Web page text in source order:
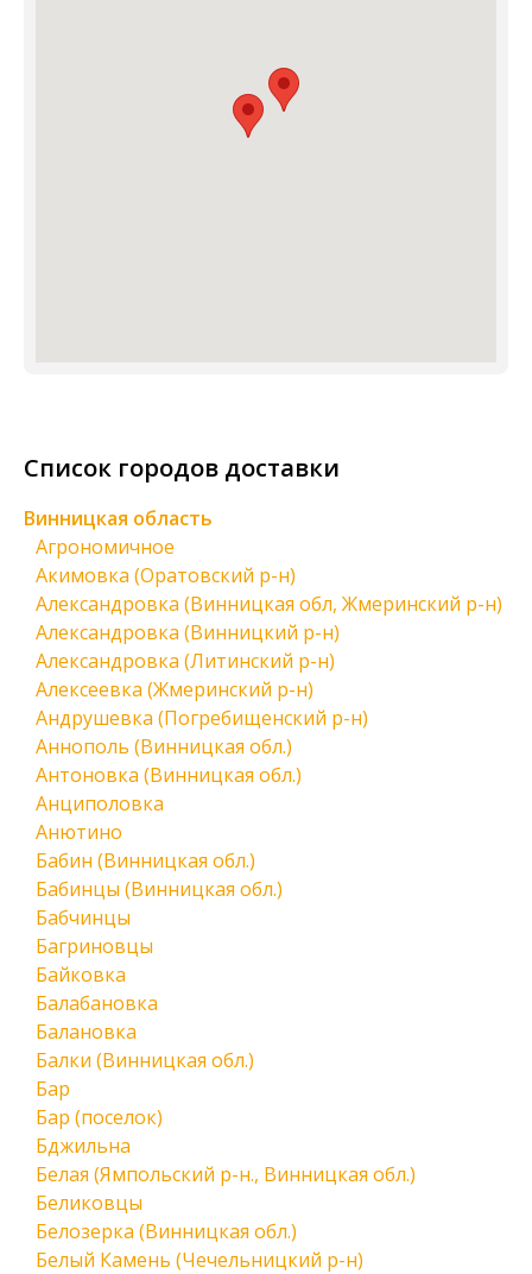
Список городов доставки
Винницкая область
Агрономичное
Акимовка (Оратовский р-н)
Александровка (Винницкая обл, Жмеринский р-н)
Александровка (Винницкий р-н)
Александровка (Литинский р-н)
Алексеевка (Жмеринский р-н)
Андрушевка (Погребищенский р-н)
Аннополь (Винницкая обл.)
Антоновка (Винницкая обл.)
Анциполовка
Анютино
Бабин (Винницкая обл.)
Бабинцы (Винницкая обл.)
Бабчинцы
Багриновцы
Байковка
Балабановка
Балановка
Балки (Винницкая обл.)
Бар
Бар (поселок)
Бджильна
Белая (Ямпольский р-н., Винницкая обл.)
Беликовцы
Белозерка (Винницкая обл.)
Белый Камень (Чечельницкий р-н)